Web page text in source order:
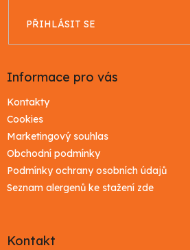
PŘIHLÁSIT SE
Informace pro vás
Kontakty
Cookies
Marketingový souhlas
Obchodní podmínky
Podmínky ochrany osobních údajů
Seznam alergenů ke stažení zde
Kontakt